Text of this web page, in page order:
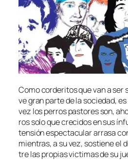
Como cor­de­ri­tos que van a
ve gran par­te de la so­cie­dad,
vez los pe­rros pas­to­res son,
ros so­lo que cre­ci­dos en sus
ten­sión es­pec­ta­cu­lar arra­sa
mien­tras, a su vez, sos­tie­ne el
tre las pro­pias vic­ti­mas de su